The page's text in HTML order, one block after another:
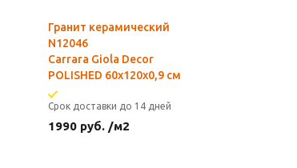
Гранит керамический
N12046
Carrara Giola Decor
POLISHED 60x120х0,9 см
Срок доставки до 14 дней
1990руб. /м2